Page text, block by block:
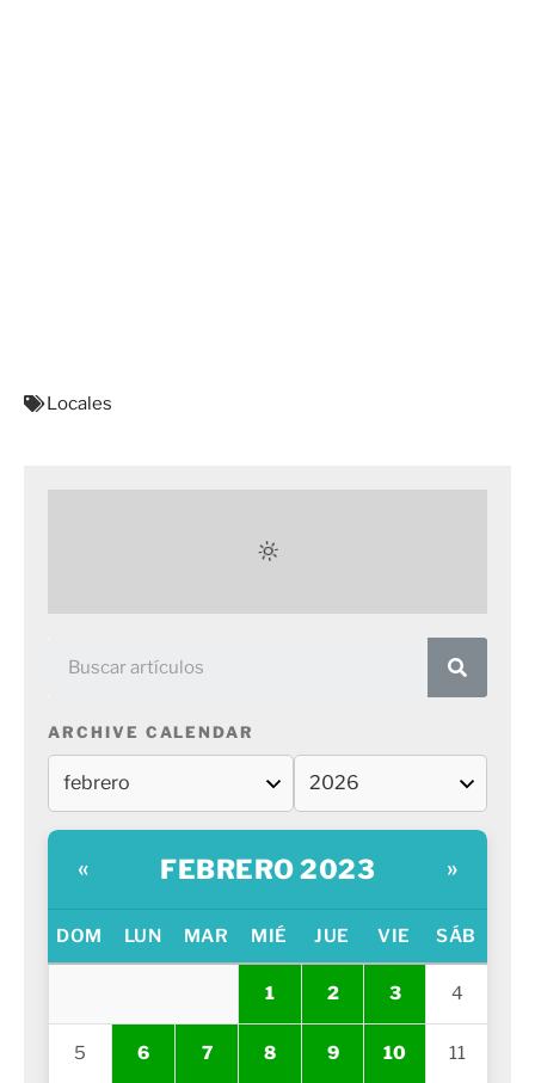
Locales
ARCHIVE CALENDAR
« FEBRERO 2023 »
DOM LUN MAR MIÉ JUE VIE SÁB
1 2 3 4
5 6 7 8 9 10 11